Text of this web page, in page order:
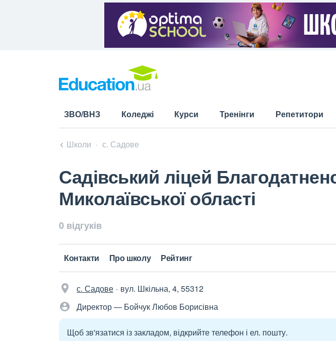
ЗВО/ВНЗ Коледжі Курси Тренінги Репетитори
Школи с. Садове
Садівський ліцей
Миколаївської області
0 відгуків
Контакти Про школу Рейтинг
с. Садове
вул. Шкільна, 4, 55312
Директор — Бойчук Любов Борисівна
Щоб зв'язатися із закладом, відкрийте телефон і ел. пошту.